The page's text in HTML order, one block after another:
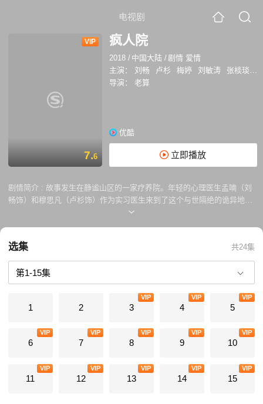
电视剧
VIP
7.6
疯人院
2018 / 中国大陆 /剧情 爱情
主演：
刘畅 卢杉 梅婷 刘敏涛 张棪琰
导演：
老算
优酷
立即播放
剧情简介 : 故事发生在静谧山区的一家疗养院。年轻的心理医生孟喃（刘
畅饰）和穆思凡（卢杉饰）作为实习医生来到了这个与世隔绝的诡异地
方，开始了一段段耐人寻味的离奇故事。疗养院里的精神病人千奇百怪，
院，它充斥着神秘的事物，心底的神魔鬼怪在常识和真理的边界蠢蠢欲
动。而拥有着超自然力量的孟喃最终是能达成自己的神秘目的还是坠入可
怕的陷阱，我们无法预知。精神世界的厚重壁垒，已经裂开缝隙。
选集 共24集
1 2 3
VIP
4
VIP
5
VIP
6
VIP
7
VIP
8
VIP
9
VIP
10
VIP
11
VIP
12
VIP
13
VIP
14
VIP
15
VIP